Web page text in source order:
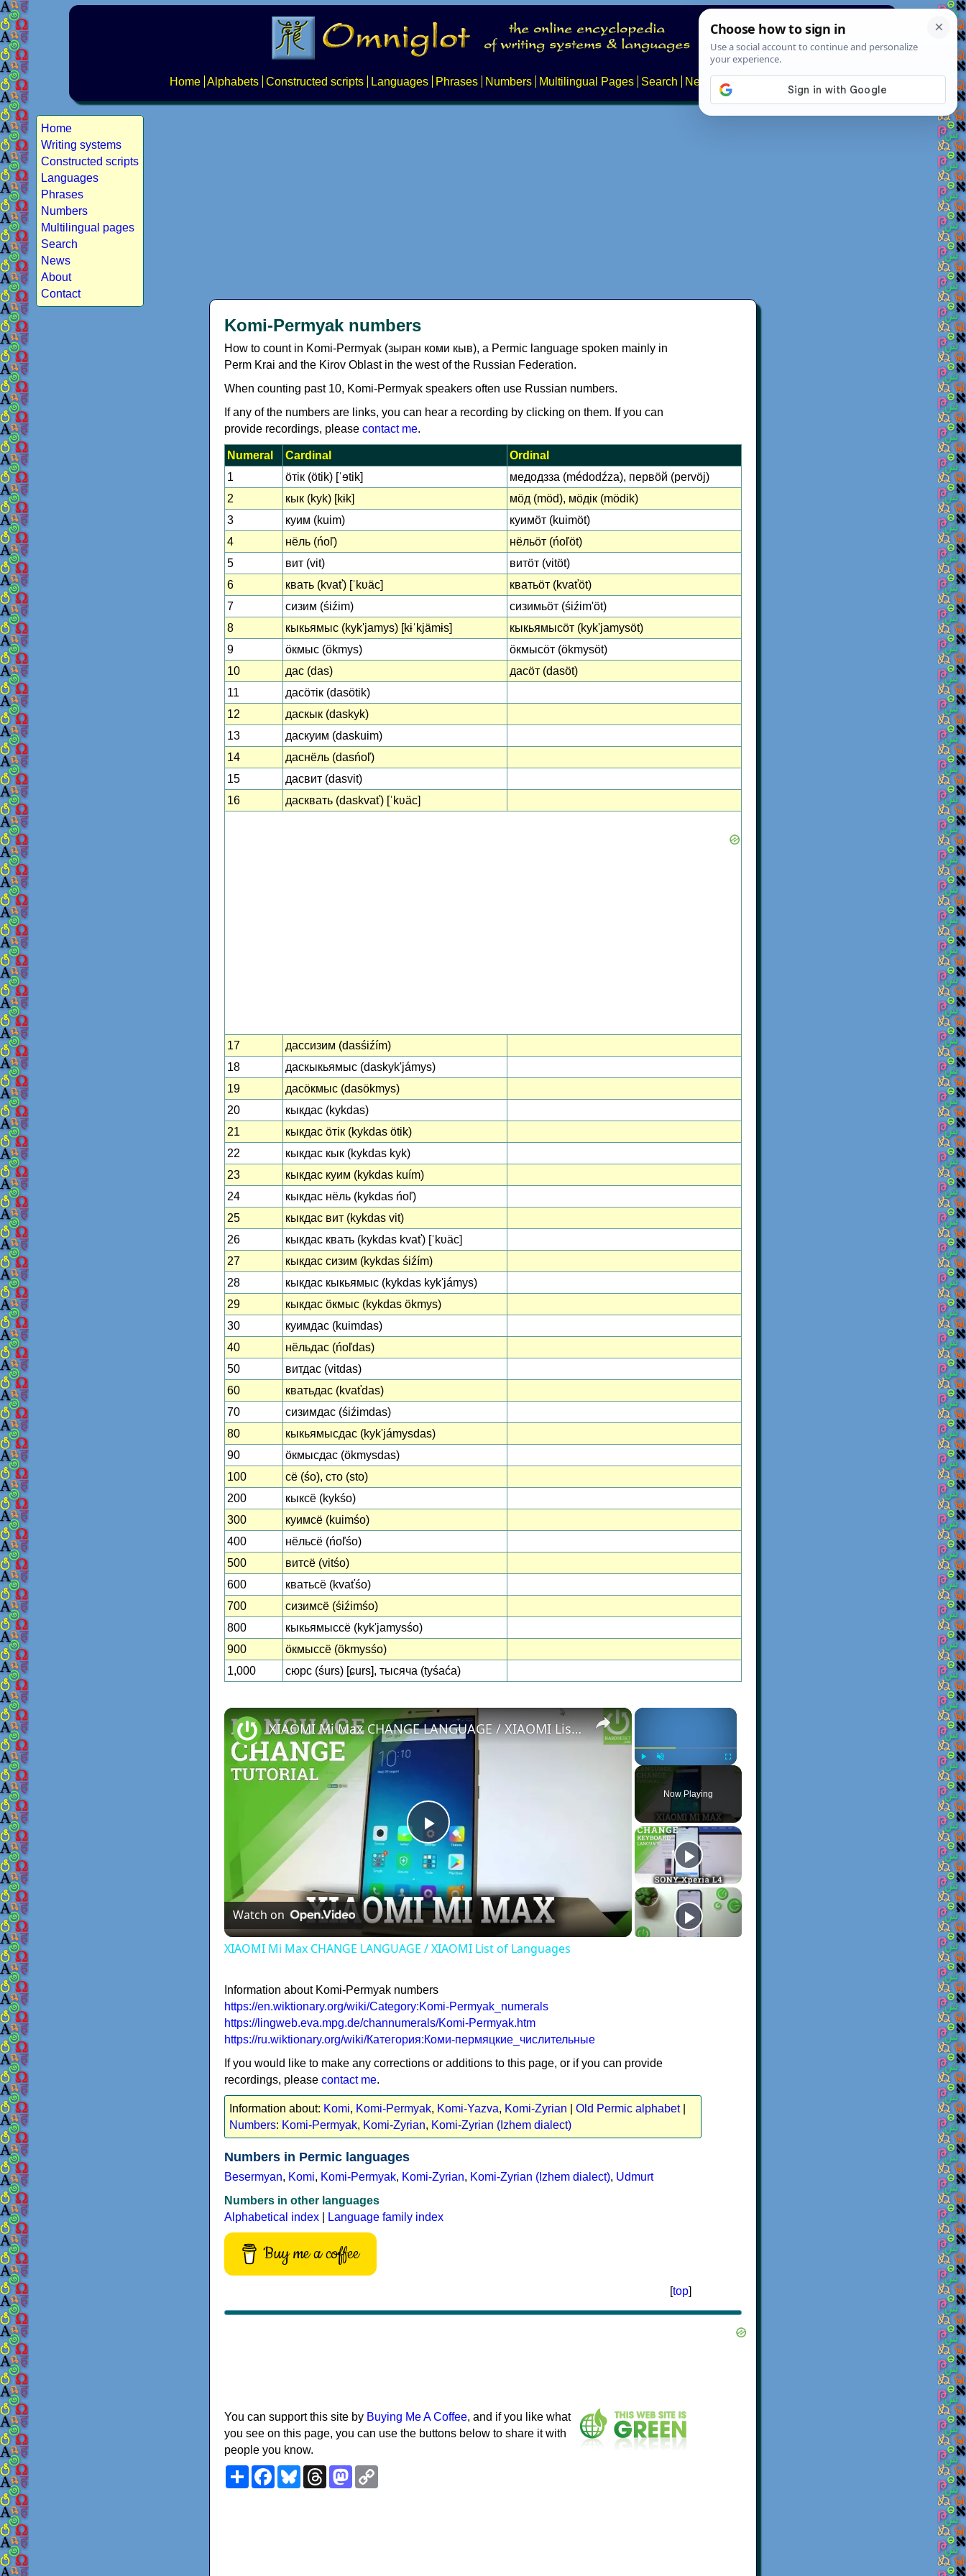
Home Alphabets Constructed scripts Languages Phrases Numbers Multilingual Pages Search News About
Home
Writing systems
Constructed scripts
Languages
Phrases
Numbers
Multilingual pages
Search
News
About
Contact
Komi-Permyak numbers
How to count in Komi-Permyak (зыран коми кыв), a Permic language spoken mainly in
Perm Krai and the Kirov Oblast in the west of the Russian Federation.
When counting past 10, Komi-Permyak speakers often use Russian numbers.
If any of the numbers are links, you can hear a recording by clicking on them. If you can
provide recordings, please contact me.
Numeral Cardinal
Ordinal
1
ӧтік (ötik) [ˈɘtik]
медодзза (médodźza), первӧй (pervöj)
2
кык (kyk) [kɨk]
мӧд (möd), мӧдік (mödik)
3
куим (kuim)
куимӧт (kuimöt)
4
нёль (ńoľ)
нёльӧт (ńoľöt)
5
вит (vit)
витӧт (vitöt)
6
квать (kvať) [ˈkʋäc]
кватьӧт (kvaťöt)
7
сизим (śiźim)
сизимьӧт (śiźimʹöt)
8
кыкьямыс (kykʹjamys) [kɨˈkjämɨs]
кыкьямысӧт (kykʹjamysöt)
9
ӧкмыс (ökmys)
ӧкмысӧт (ökmysöt)
10
дас (das)
дасӧт (dasöt)
11
дасӧтік (dasötik)
12
даскык (daskyk)
13
даскуим (daskuim)
14
даснёль (dasńoľ)
15
дасвит (dasvit)
16
дасквать (daskvať) [ˈkʋäc]
17
дассизим (dasśiźím)
18
даскыкьямыс (daskykʹjámys)
19
дасӧкмыс (dasökmys)
20
кыкдас (kykdas)
21
кыкдас ӧтік (kykdas ötik)
22
кыкдас кык (kykdas kyk)
23
кыкдас куим (kykdas kuím)
24
кыкдас нёль (kykdas ńoľ)
25
кыкдас вит (kykdas vit)
26
кыкдас квать (kykdas kvať) [ˈkʋäc]
27
кыкдас сизим (kykdas śiźím)
28
кыкдас кыкьямыс (kykdas kykʹjámys)
29
кыкдас ӧкмыс (kykdas ökmys)
30
куимдас (kuimdas)
40
нёльдас (ńoľdas)
50
витдас (vitdas)
60
кватьдас (kvaťdas)
70
сизимдас (śiźimdas)
80
кыкьямысдас (kykʹjámysdas)
90
ӧкмысдас (ökmysdas)
100
сё (śo), сто (sto)
200
кыксё (kykśo)
300
куимсё (kuimśo)
400
нёльсё (ńoľśo)
500
витсё (vitśo)
600
кватьсё (kvaťśo)
700
сизимсё (śiźimśo)
800
кыкьямыссё (kykʹjamysśo)
900
ӧкмыссё (ökmysśo)
1,000
сюрс (śurs) [ɕurs], тысяча (tyśaća)
×
Play Unmute Fullscreen
Now Playing
×
Play
Video
XIAOMI Mi Max CHANGE LANGUAGE / XIAOMI List of Languages
Watch on
XIAOMI Mi Max CHANGE LANGUAGE / XIAOMI List of Languages
Information about Komi-Permyak numbers
https://en.wiktionary.org/wiki/Category:Komi-Permyak_numerals
https://lingweb.eva.mpg.de/channumerals/Komi-Permyak.htm
https://ru.wiktionary.org/wiki/Категория:Коми-пермяцкие_числительные
If you would like to make any corrections or additions to this page, or if you can provide
recordings, please contact me.
Information about: Komi, Komi-Permyak, Komi-Yazva, Komi-Zyrian Old Permic alphabet|
Numbers: Komi-Permyak, Komi-Zyrian, Komi-Zyrian (Izhem dialect)
Numbers in Permic languages
Besermyan, Komi, Komi-Permyak, Komi-Zyrian, Komi-Zyrian (Izhem dialect), Udmurt
Numbers in other languages
Alphabetical index
Language family index
Buy me a coffee
[top]
You can support this site by Buying Me A Coffee, and if you like what
you see on this page, you can use the buttons below to share it with
people you know.
ShareFacebookBlueskyThreadsMastodon